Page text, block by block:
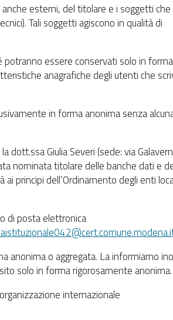
esterni, del titolare e i soggetti che
Tali soggetti agiscono in qualità di
essere conservati solo in forma
anagrafiche degli utenti che
in forma anonima senza
Giulia Severi (sede: via
nominata titolare delle banche dati e
principi dell’Ordinamento degli enti
di posta elettronica
anonima o aggregata. La informiamo
solo in forma rigorosamente anonima.
internazionale